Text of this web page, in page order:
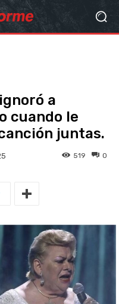
a
cuando le
juntas.
0
519